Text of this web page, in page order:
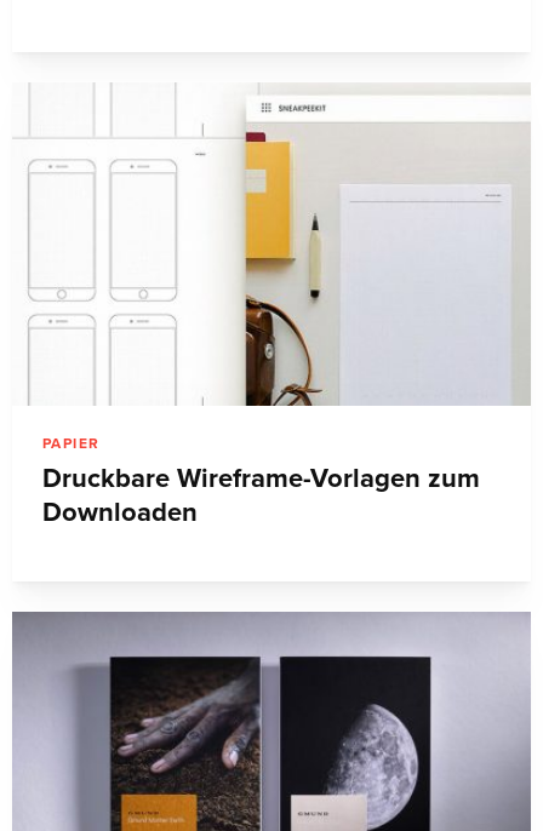
PAPIER
Druckbare Wireframe-Vorlagen zum
Downloaden